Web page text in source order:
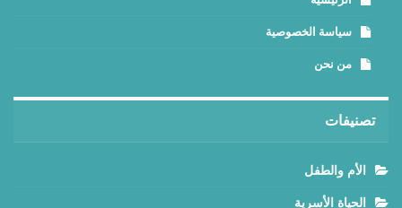
سياسة الخصوصية
من نحن
تصنيفات
الأم والطفل
الحياة الأسرية